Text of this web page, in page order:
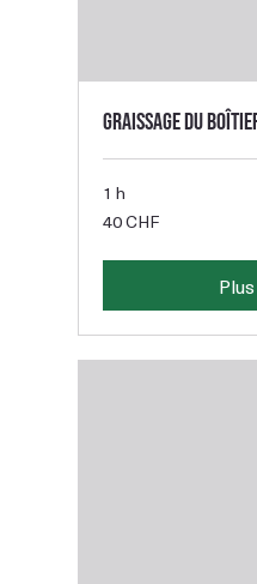
Graissage du
1 h
40
francs
40 CHF